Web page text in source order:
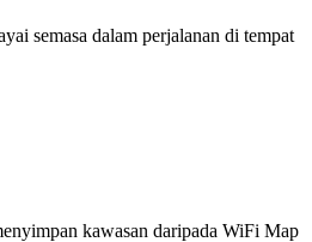
semasa dalam perjalanan di tempat
kawasan daripada WiFi Map